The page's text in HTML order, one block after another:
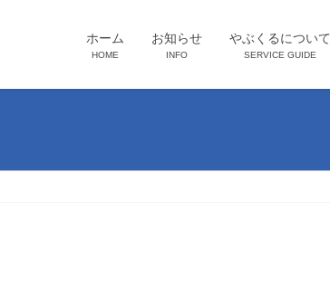
ホーム
HOME
お知らせ
INFO
やぶくるについて
SERVICE GUIDE